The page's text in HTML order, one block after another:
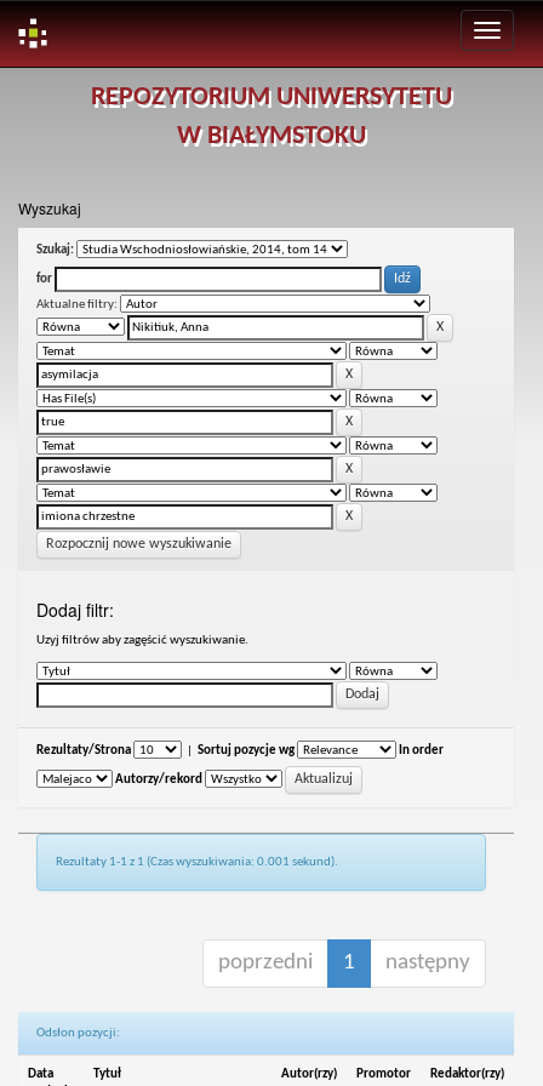
REPOZYTORIUM UNIWERSYTETU
W BIAŁYMSTOKU
Wyszukaj
Szukaj:
for
Aktualne filtry:
Rozpocznij nowe wyszukiwanie
Dodaj filtr:
Uzyj filtrów aby zagęścić wyszukiwanie.
Rezultaty/Strona Sortuj pozycje wg In order
Autorzy/rekord
Rezultaty 1-1 z 1 (Czas wyszukiwania: 0.001 sekund).
poprzedni 1 następny
Odsłon pozycji:
Data Tytuł Autor(rzy) Promotor Redaktor(rzy)